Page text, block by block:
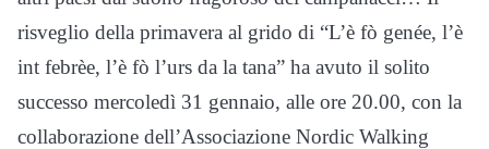
risveglio della primavera al grido di “L’è fò genée, l’è
int febrèe, l’è fò l’urs da la tana” ha avuto il solito
successo mercoledì 31 gennaio, alle ore 20.00, con la
collaborazione dell’Associazione Nordic Walking